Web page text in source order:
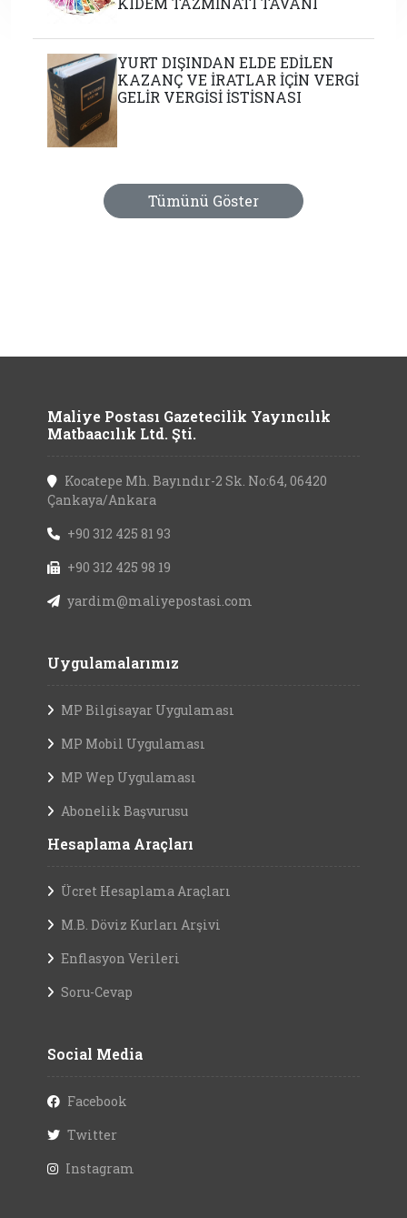
YURT DIŞINDAN ELDE EDİLEN
KAZANÇ VE İRATLAR İÇİN VERGİ
GELİR VERGİSİ İSTİSNASI
Tümünü Göster
Maliye Postası Gazetecilik Yayıncılık
Matbaacılık Ltd. Şti.
Kocatepe Mh. Bayındır-2 Sk. No:64, 06420
Çankaya/Ankara
+90 312 425 81 93
+90 312 425 98 19
yardim@maliyepostasi.com
Uygulamalarımız
MP Bilgisayar Uygulaması
MP Mobil Uygulaması
MP Wep Uygulaması
Abonelik Başvurusu
Hesaplama Araçları
Ücret Hesaplama Araçları
M.B. Döviz Kurları Arşivi
Enflasyon Verileri
Soru-Cevap
Social Media
Facebook
Twitter
Instagram